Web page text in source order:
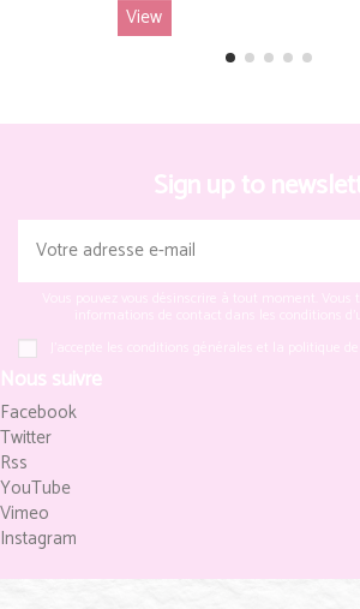
View
Sign up to
Nous suivre
Facebook
Twitter
Rss
YouTube
Vimeo
Instagram